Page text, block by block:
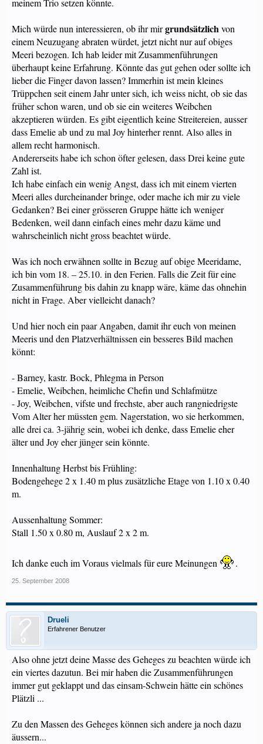
meinem Trio setzen könnte.
Mich würde nun interessieren, ob ihr mirgrundsätzlichvon
einem Neuzugang abraten würdet, jetzt nicht nur auf obiges
Meeri bezogen. Ich hab leider mit Zusammenführungen
überhaupt keine Erfahrung. Könnte das gut gehen oder sollte ich
lieber die Finger davon lassen? Immerhin ist mein kleines
Trüppchen seit einem Jahr unter sich, ich weiss nicht, ob sie das
früher schon waren, und ob sie ein weiteres Weibchen
akzeptieren würden. Es gibt eigentlich keine Streitereien, ausser
dass Emelie ab und zu mal Joy hinterher rennt. Also alles in
allem recht harmonisch.
Andererseits habe ich schon öfter gelesen, dass Drei keine gute
Zahl ist.
Ich habe einfach ein wenig Angst, dass ich mit einem vierten
Meeri alles durcheinander bringe, oder mache ich mir zu viele
Gedanken? Bei einer grösseren Gruppe hätte ich weniger
Bedenken, weil dann einfach eines mehr dazu käme und
wahrscheinlich nicht gross beachtet würde.
Was ich noch erwähnen sollte in Bezug auf obige Meeridame,
ich bin vom 18. – 25.10. in den Ferien. Falls die Zeit für eine
Zusammenführung bis dahin zu knapp wäre, käme das ohnehin
nicht in Frage. Aber vielleicht danach?
Und hier noch ein paar Angaben, damit ihr euch von meinen
Meeris und den Platzverhältnissen ein besseres Bild machen
könnt:
- Barney, kastr. Bock, Phlegma in Person
- Emelie, Weibchen, heimliche Chefin und Schlafmütze
- Joy, Weibchen, vifste und frechste, aber auch rangniedrigste
Vom Alter her müssten gem. Nagerstation, wo sie herkommen,
alle drei ca. 3-jährig sein, wobei ich denke, dass Emelie eher
älter und Joy eher jünger sein könnte.
Innenhaltung Herbst bis Frühling:
Bodengehege 2 x 1.40 m plus zusätzliche Etage von 1.10 x 0.40
m.
Aussenhaltung Sommer:
Stall 1.50 x 0.80 m, Auslauf 2 x 2 m.
Ich danke euch im Voraus vielmals für eure Meinungen .
25. September 2008
Drueli
Erfahrener Benutzer
Also ohne jetzt deine Masse des Geheges zu beachten würde ich
ein viertes dazutun. Bei mir haben die Zusammenführungen
immer gut geklappt und das einsam-Schwein hätte ein schönes
Plätzli ...
Zu den Massen des Geheges können sich andere ja noch dazu
äussern...